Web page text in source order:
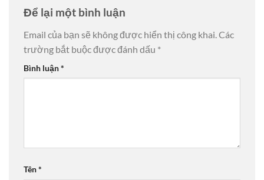
Để lại một bình luận
Email của bạn sẽ không được hiển thị công khai. Các
trường bắt buộc được đánh dấu *
Bình luận*
Tên*